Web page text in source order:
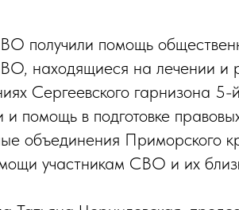
получили помощь
находящиеся на лечении и
Сергеевского гарнизона
и помощь в подготовке
объединения Приморского
участникам СВО и их